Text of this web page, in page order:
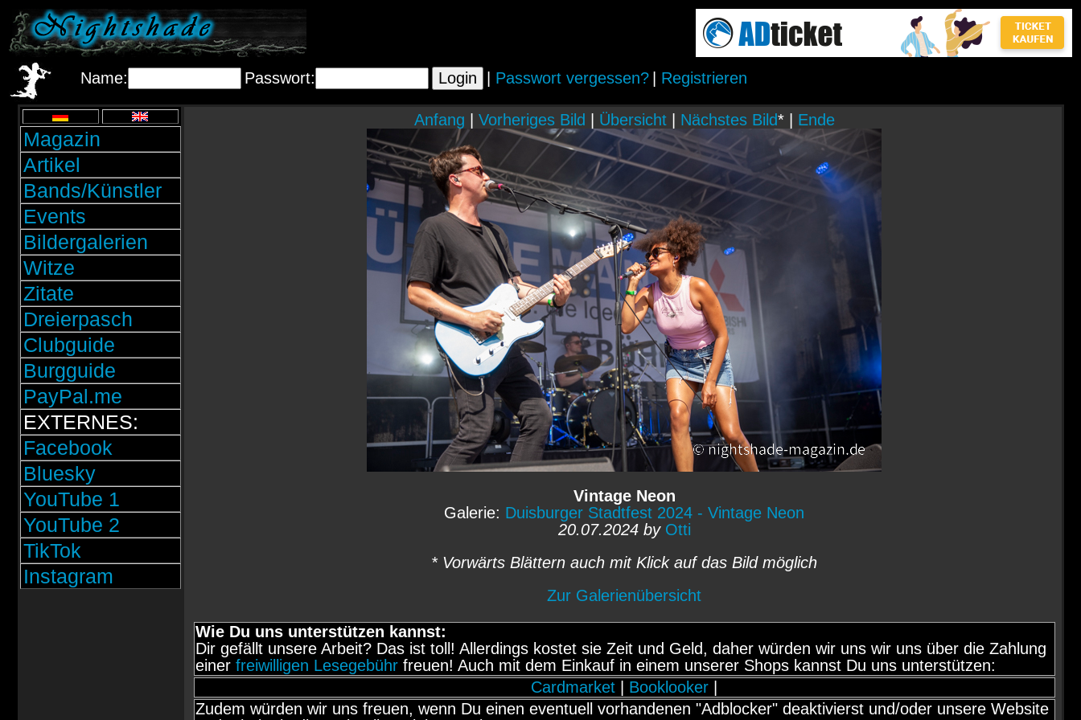
Name: Passwort: Passwort vergessen? Registrieren
Magazin
Artikel
Bands/Künstler
Events
Bildergalerien
Witze
Zitate
Dreierpasch
Clubguide
Burgguide
PayPal.me
EXTERNES:
Facebook
Bluesky
YouTube 1
YouTube 2
TikTok
Instagram
Anfang Vorheriges Bild Übersicht| Nächstes Bild* | Ende
Vintage Neon
Galerie: Duisburger Stadtfest 2024 - Vintage Neon
20.07.2024 by Otti
* Vorwärts Blättern auch mit Klick auf das Bild möglich
Zur Galerienübersicht
Wie Du uns unterstützen kannst:
Dir gefällt unsere Arbeit? Das ist toll! Allerdings kostet sie Zeit und Geld, daher würden wir uns wir uns über die Zahlung
einer freiwilligen Lesegebührfreuen! Auch mit dem Einkauf in einem unserer Shops kannst Du uns unterstützen:
Cardmarket
Booklooker
Zudem würden wir uns freuen, wenn Du einen eventuell vorhandenen "Adblocker" deaktivierst und/oder unsere Website